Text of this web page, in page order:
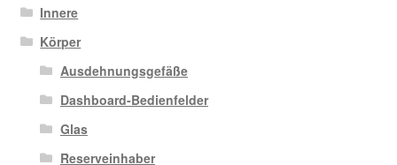
Innere
Körper
Ausdehnungsgefäße
Dashboard-Bedienfelder
Glas
Reserveinhaber